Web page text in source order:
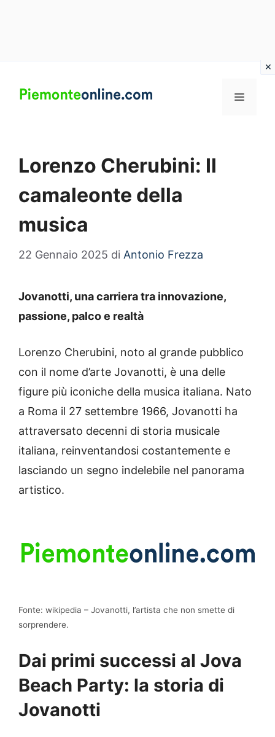
MENU
Lorenzo Cherubini: Il
camaleonte della
musica
22 Gennaio 2025 di Antonio Frezza
Jovanotti, una carriera tra innovazione,
passione, palco e realtà
Lorenzo Cherubini, noto al grande pubblico
con il nome d’arte Jovanotti, è una delle
figure più iconiche della musica italiana. Nato
a Roma il 27 settembre 1966, Jovanotti ha
attraversato decenni di storia musicale
italiana, reinventandosi costantemente e
lasciando un segno indelebile nel panorama
artistico.
Fonte: wikipedia – Jovanotti, l’artista che non smette di
sorprendere.
Dai primi successi al Jova
Beach Party: la storia di
Jovanotti